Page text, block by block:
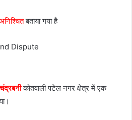
बताया गया है
Dispute
चंद्रबनीकोतवाली पटेल नगर क्षेत्र में एक